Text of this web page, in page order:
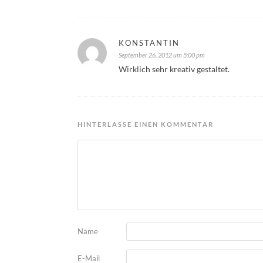
KONSTANTIN
September 26, 2012 um 5:00 pm
Wirklich sehr kreativ gestaltet.
HINTERLASSE EINEN KOMMENTAR
Name
E-Mail